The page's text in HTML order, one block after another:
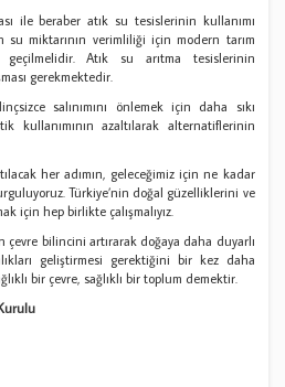
ile beraber atık su tesislerinin kullanımı
su miktarının verimliliği için modern tarım
Atık su arıtma tesislerinin
gerekmektedir.
salınımını önlemek için daha sıkı
kullanımının azaltılarak alternatiflerinin
her adımın, geleceğimiz için ne kadar
Türkiye’nin doğal güzelliklerini ve
için hep birlikte çalışmalıyız.
bilincini artırarak doğaya daha duyarlı
geliştirmesi gerektiğini bir kez daha
bir çevre, sağlıklı bir toplum demektir.